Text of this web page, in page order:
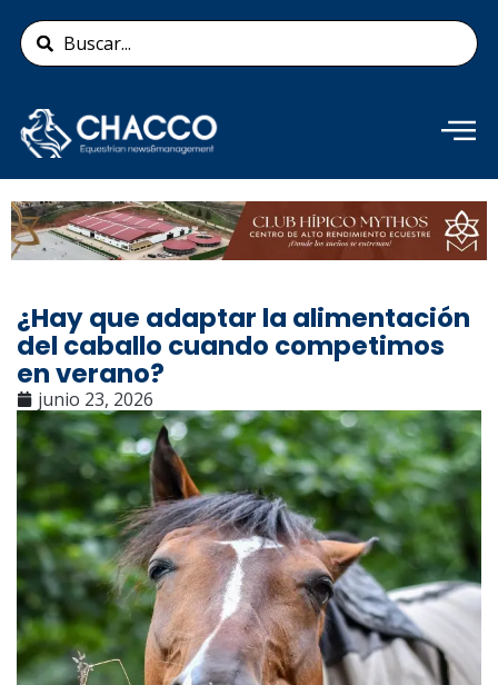
contenido
Search
...
Añade aquí tu texto de
cabecera
¿Hay que adaptar la alimentación
del caballo cuando competimos
en verano?
junio 23, 2026